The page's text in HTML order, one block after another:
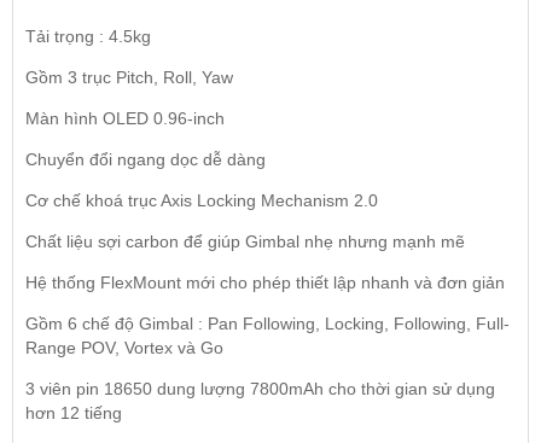
Tải trọng : 4.5kg
Gồm 3 trục Pitch, Roll, Yaw
Màn hình OLED 0.96-inch
Chuyển đổi ngang dọc dễ dàng
Cơ chế khoá trục Axis Locking Mechanism 2.0
Chất liệu sợi carbon để giúp Gimbal nhẹ nhưng mạnh mẽ
Hệ thống FlexMount mới cho phép thiết lập nhanh và đơn giản
Gồm 6 chế độ Gimbal : Pan Following, Locking, Following, Full-
Range POV, Vortex và Go
3 viên pin 18650 dung lượng 7800mAh cho thời gian sử dụng
hơn 12 tiếng